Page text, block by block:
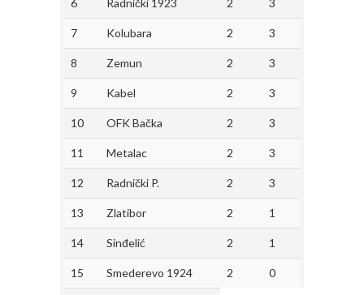
6 Radnički 1923 2 3
7 Kolubara 2 3
8 Zemun 2 3
9 Kabel 2 3
10 OFK Bačka 2 3
11 Metalac 2 3
12 Radnički P. 2 3
13 Zlatibor 2 1
14 Sinđelić 2 1
15 Smederevo 1924 2 0